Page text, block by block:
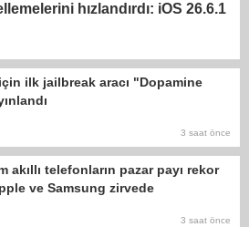
hızlandırdı: iOS 26.6.1
ilk jailbreak aracı "Dopamine
3 saat önce
akıllı telefonların pazar payı rekor
ve Samsung zirvede
3 saat önce